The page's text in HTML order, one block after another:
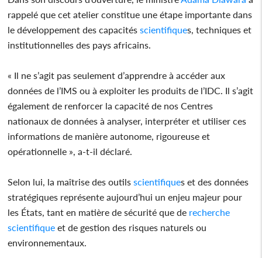
rappelé que cet atelier constitue une étape importante dans
le développement des capacités scientifiques, techniques et
institutionnelles des pays africains.
« Il ne s’agit pas seulement d’apprendre à accéder aux
données de l’IMS ou à exploiter les produits de l’IDC. Il s’agit
également de renforcer la capacité de nos Centres
nationaux de données à analyser, interpréter et utiliser ces
informations de manière autonome, rigoureuse et
opérationnelle », a-t-il déclaré.
Selon lui, la maîtrise des outils scientifiques et des données
stratégiques représente aujourd’hui un enjeu majeur pour
les États, tant en matière de sécurité que de recherche
scientifique et de gestion des risques naturels ou
environnementaux.